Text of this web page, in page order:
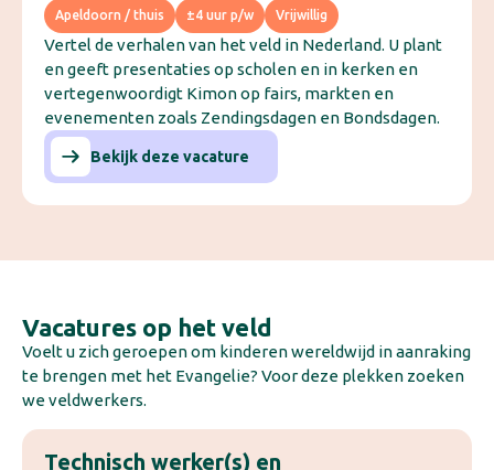
Apeldoorn / thuis ±4 uur p/w Vrijwillig
Vertel de verhalen van het veld in Nederland. U plant
en geeft presentaties op scholen en in kerken en
vertegenwoordigt Kimon op fairs, markten en
evenementen zoals Zendingsdagen en Bondsdagen.
Bekijk deze vacature
Vacatures op het veld
Voelt u zich geroepen om kinderen wereldwijd in aanraking
te brengen met het Evangelie? Voor deze plekken zoeken
we veldwerkers.
Technisch werker(s) en